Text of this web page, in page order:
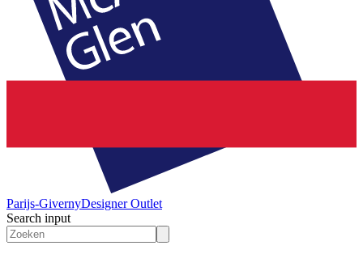
Parijs-GivernyDesigner Outlet
Search input